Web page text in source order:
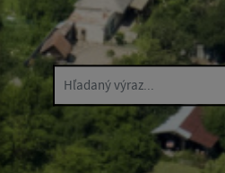
Hľadaný výraz...